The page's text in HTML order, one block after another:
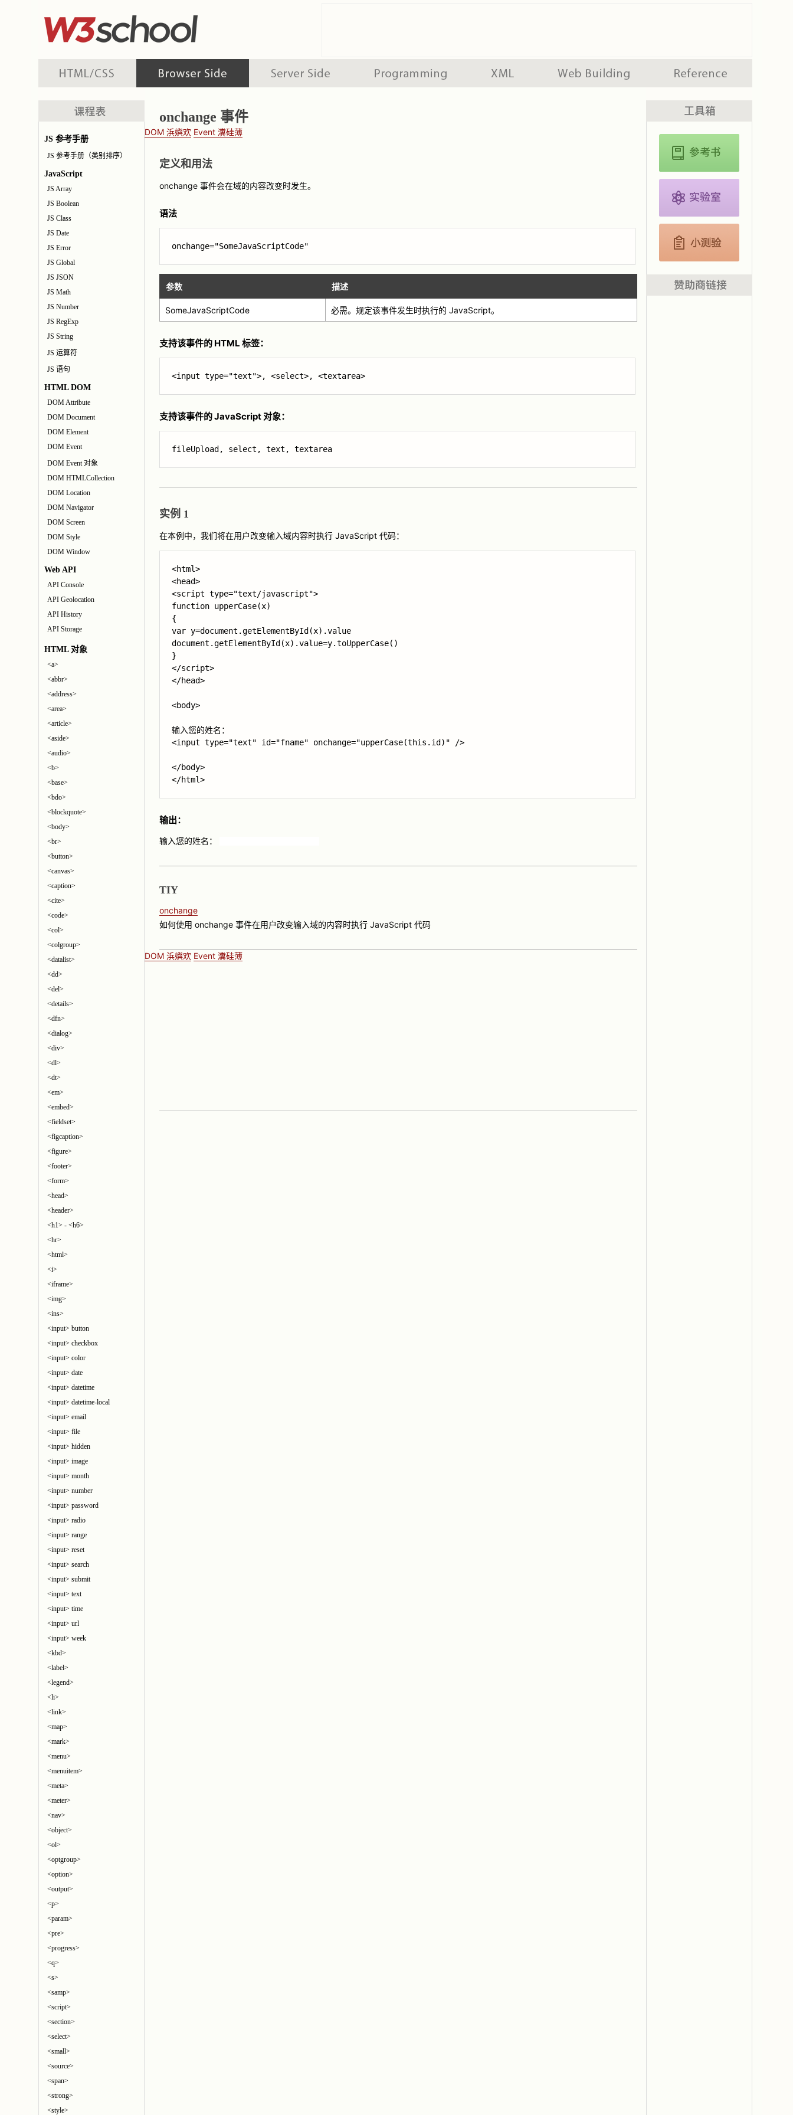
JS 参考手册
JS 参考手册（类别排序）
JavaScript
JS Array
JS Boolean
JS Class
JS Date
JS Error
JS Global
JS JSON
JS Math
JS Number
JS RegExp
JS String
JS 运算符
JS 语句
HTML DOM
DOM Attribute
DOM Document
DOM Element
DOM Event
DOM Event 对象
DOM HTMLCollection
DOM Location
DOM Navigator
DOM Screen
DOM Style
DOM Window
Web API
API Console
API Geolocation
API History
API Storage
HTML 对象
<a>
<abbr>
<address>
<area>
<article>
<aside>
<audio>
<b>
<base>
<bdo>
<blockquote>
<body>
<br>
<button>
<canvas>
<caption>
<cite>
<code>
<col>
<colgroup>
<datalist>
<dd>
<del>
<details>
<dfn>
<dialog>
<div>
<dl>
<dt>
<em>
<embed>
<fieldset>
<figcaption>
<figure>
<footer>
<form>
<head>
<header>
<h1> - <h6>
<hr>
<html>
<i>
<iframe>
<img>
<ins>
<input> button
<input> checkbox
<input> color
<input> date
<input> datetime
<input> datetime-local
<input> email
<input> file
<input> hidden
<input> image
<input> month
<input> number
<input> password
<input> radio
<input> range
<input> reset
<input> search
<input> submit
<input> text
<input> time
<input> url
<input> week
<kbd>
<label>
<legend>
<li>
<link>
<map>
<mark>
<menu>
<menuitem>
<meta>
<meter>
<nav>
<object>
<ol>
<optgroup>
<option>
<output>
<p>
<param>
<pre>
<progress>
<q>
<s>
<samp>
<script>
<section>
<select>
<small>
<source>
<span>
<strong>
<style>
onchange 事件
DOM 浜嬩欢 Event 瀵硅薄
定义和用法
onchange 事件会在域的内容改变时发生。
语法
onchange="SomeJavaScriptCode"
参数 描述
SomeJavaScriptCode 必需。规定该事件发生时执行的 JavaScript。
支持该事件的 HTML 标签：
<input type="text">, <select>, <textarea>
支持该事件的 JavaScript 对象：
fileUpload, select, text, textarea
实例 1
在本例中，我们将在用户改变输入域内容时执行 JavaScript 代码：
<html>
<head>
<script type="text/javascript">
function upperCase(x)
{
var y=document.getElementById(x).value
document.getElementById(x).value=y.toUpperCase()
}
</script>
</head>
<body>
输入您的姓名：
<input type="text" id="fname" onchange="upperCase(this.id)" />
</body>
</html>
输出：
输入您的姓名：
TIY
onchange
如何使用 onchange 事件在用户改变输入域的内容时执行 JavaScript 代码
DOM 浜嬩欢 Event 瀵硅薄